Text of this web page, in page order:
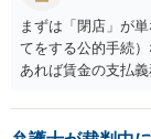
まずは「閉店」が
てをする公的手続
あれば賃金の支払
しいかもしれませ
支払われます。た